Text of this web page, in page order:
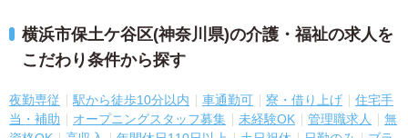
横浜市保土ケ谷区(神奈川県)の介護・福祉の求人を
こだわり条件から探す
夜勤専従 駅から徒歩10分以内 車通勤可 寮・借り上げ
住宅手
当・補助
オープニングスタッフ募集 未経験OK 管理職求人
無